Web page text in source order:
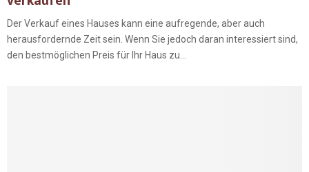
Der Verkauf eines Hauses kann eine aufregende, aber auch
herausfordernde Zeit sein. Wenn Sie jedoch daran interessiert sind,
den bestmöglichen Preis für Ihr Haus zu...